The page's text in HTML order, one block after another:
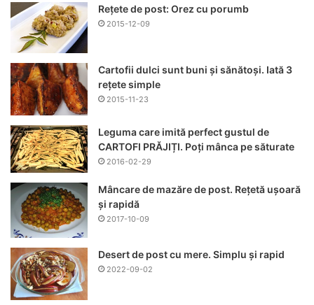
Rețete de post: Orez cu porumb
2015-12-09
Cartofii dulci sunt buni și sănătoși. Iată 3
rețete simple
2015-11-23
Leguma care imită perfect gustul de
CARTOFI PRĂJIȚI. Poți mânca pe săturate
2016-02-29
Mâncare de mazăre de post. Rețetă ușoară
și rapidă
2017-10-09
Desert de post cu mere. Simplu și rapid
2022-09-02